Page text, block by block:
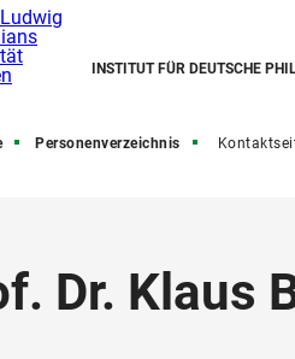
INSTITUT FÜR DEUTSCHE
Personenverzeichnis
Dr. Klaus